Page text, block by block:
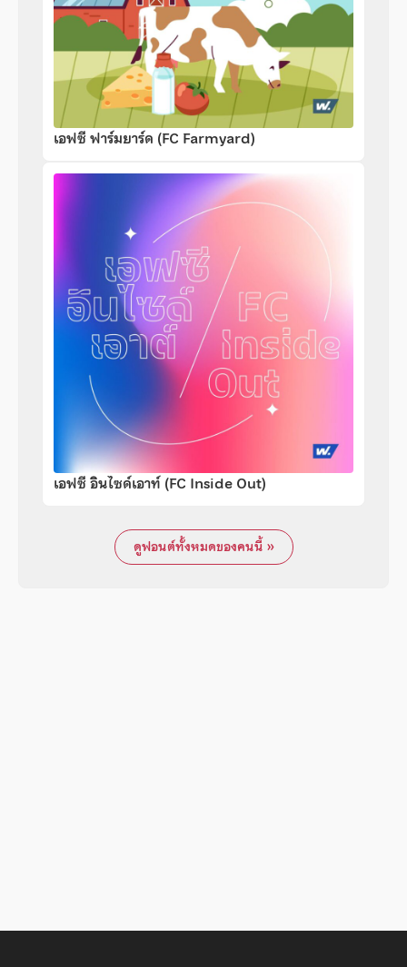
เอฟซี ฟาร์มยาร์ด (FC Farmyard)
เอฟซี อินไซด์เอาท์ (FC Inside Out)
ดูฟอนต์ทั้งหมดของคนนี้ »